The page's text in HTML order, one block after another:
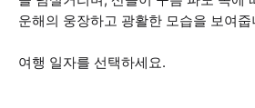
운해의 웅장하고 광활한 모습을 보여줍
여행 일자를 선택하세요.